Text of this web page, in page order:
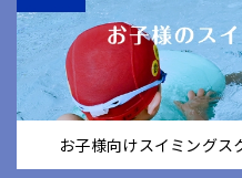
お子様向けスイミングス